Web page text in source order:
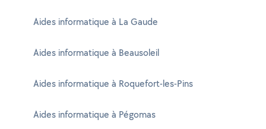
Aides informatique à La Gaude
Aides informatique à Beausoleil
Aides informatique à Roquefort-les-Pins
Aides informatique à Pégomas